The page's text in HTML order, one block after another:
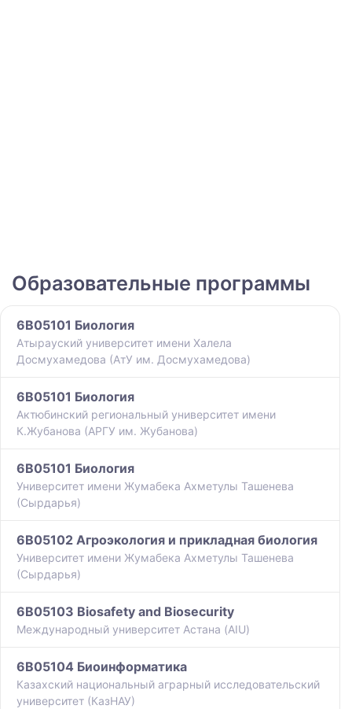
Образовательные программы
6B05101 Биология
Атырауский университет имени Халела
Досмухамедова (АтУ им. Досмухамедова)
6B05101 Биология
Актюбинский региональный университет имени
К.Жубанова (АРГУ им. Жубанова)
6B05101 Биология
Университет имени Жумабека Ахметулы Ташенева
(Сырдарья)
6B05102 Агроэкология и прикладная биология
Университет имени Жумабека Ахметулы Ташенева
(Сырдарья)
6B05103 Biosafety and Biosecurity
Международный университет Астана (AIU)
6B05104 Биоинформатика
Казахский национальный аграрный исследовательский
университет (КазНАУ)